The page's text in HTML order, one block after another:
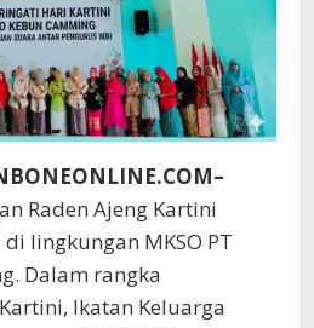
Raden Ajeng Kartini
lingkungan MKSO PT
Dalam rangka
Ikatan Keluarga